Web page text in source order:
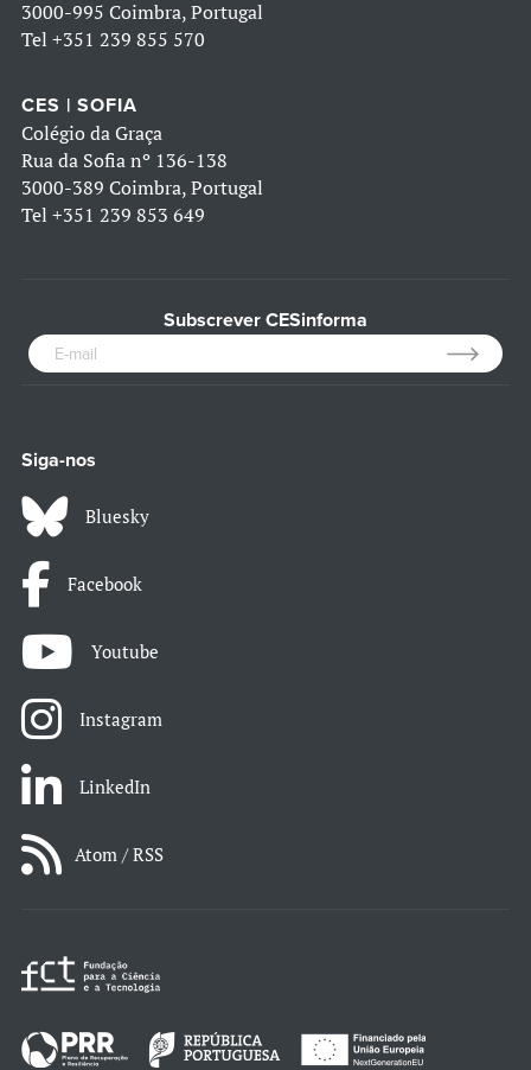
3000-995 Coimbra, Portugal
Tel +351 239 855 570
CES | SOFIA
Colégio da Graça
Rua da Sofia nº 136-138
3000-389 Coimbra, Portugal
Tel +351 239 853 649
Subscrever CESinforma
Siga-nos
Bluesky
Facebook
Youtube
Instagram
LinkedIn
Atom / RSS